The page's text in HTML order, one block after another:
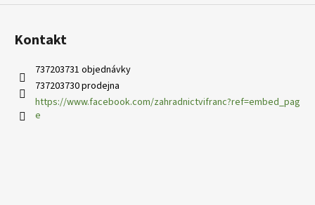
Kontakt
737203731 objednávky
737203730 prodejna
https://www.facebook.com/zahradnictvifranc?ref=embed_pag
e